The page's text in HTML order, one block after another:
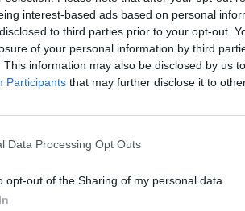
interest-based ads based on personal
to third parties prior to your opt-out.
of your personal information by third
This information may also be disclosed by us
Participants that may further disclose it to
Data Processing Opt Outs
opt-out of the Sharing of my personal data.
ο τρόπος που αυτό συνέβη να
εστιάσουν στο πώς
πως ήσασταν εσείς που είχατε
αυτή την εβδομάδα
οι ενοχές σας κυριεύουν.
και εκμεταλλευτείτε